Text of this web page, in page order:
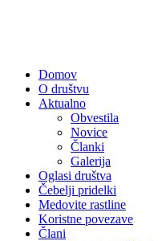
Domov
O društvu
Aktualno
Obvestila
Novice
Članki
Galerija
Oglasi društva
Čebelji pridelki
Medovite rastline
Koristne povezave
Člani